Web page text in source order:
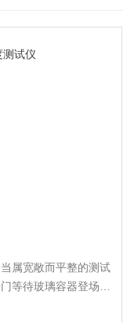
属宽敞而平整的测试
等待玻璃容器登场接